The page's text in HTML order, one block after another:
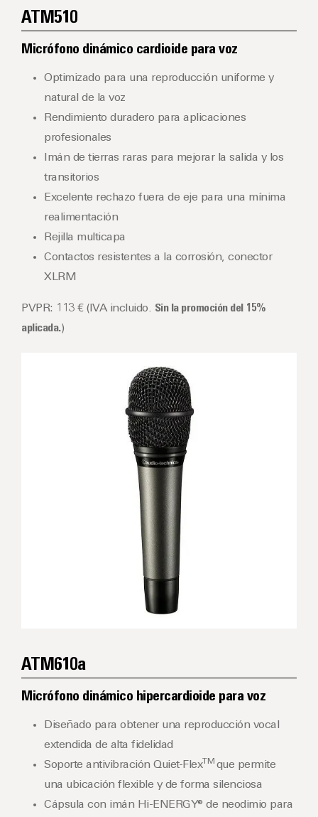
ATM510
Micrófono dinámico cardioide para voz
Optimizado para una reproducción uniforme y
natural de la voz
Rendimiento duradero para aplicaciones
profesionales
Imán de tierras raras para mejorar la salida y los
transitorios
Excelente rechazo fuera de eje para una mínima
realimentación
Rejilla multicapa
Contactos resistentes a la corrosión, conector
XLRM
PVPR: 113 € (IVA incluido. Sin la promoción del 15%
aplicada.)
ATM610a
Micrófono dinámico hipercardioide para voz
Diseñado para obtener una reproducción vocal
extendida de alta fidelidad
Soporte antivibración Quiet-FlexTM que permite
una ubicación flexible y de forma silenciosa
Cápsula con imán Hi-ENERGY® de neodimio para